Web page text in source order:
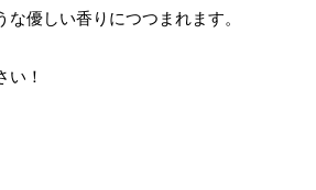
優しい香りにつつまれます。
い！